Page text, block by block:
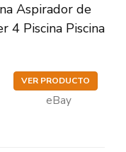
Aspirador de
4 Piscina Piscina
VER PRODUCTO
eBay